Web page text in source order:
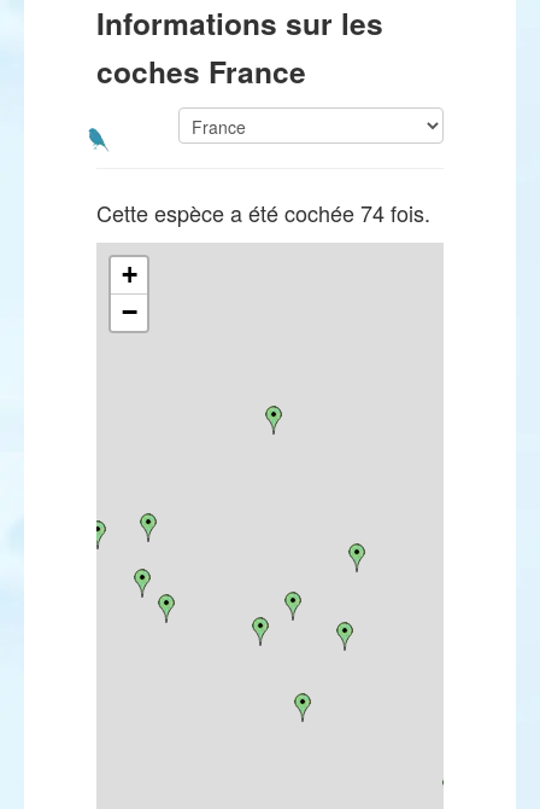
Informations sur les
coches France
Cette espèce a été cochée 74 fois.
+
−